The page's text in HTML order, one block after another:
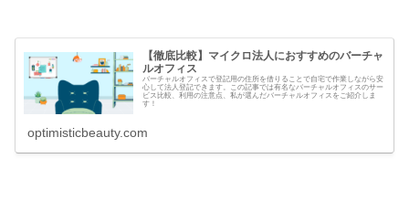
【徹底比較】マイクロ法人におすすめのバーチャ
ルオフィス
バーチャルオフィスで登記用の住所を借りることで自宅で作業しながら安
心して法人登記できます。この記事では有名なバーチャルオフィスのサー
ビス比較、利用の注意点、私が選んだバーチャルオフィスをご紹介しま
す！
optimisticbeauty.com